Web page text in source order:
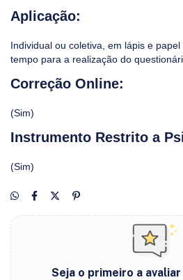
Aplicação:
Individual ou coletiva, em lápis e
tempo para a realização do
Correção Online:
(Sim)
Instrumento Restrito a
(Sim)
Seja o primeiro a